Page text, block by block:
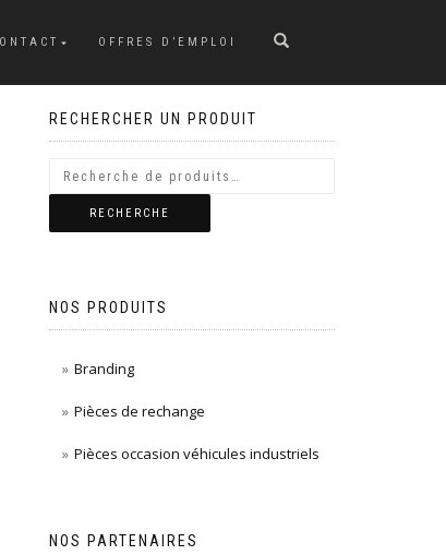
OFFRES D’EMPLOI
RECHERCHER UN PRODUIT
RECHERCHE
NOS PRODUITS
Branding
Pièces de rechange
Pièces occasion véhicules industriels
NOS PARTENAIRES